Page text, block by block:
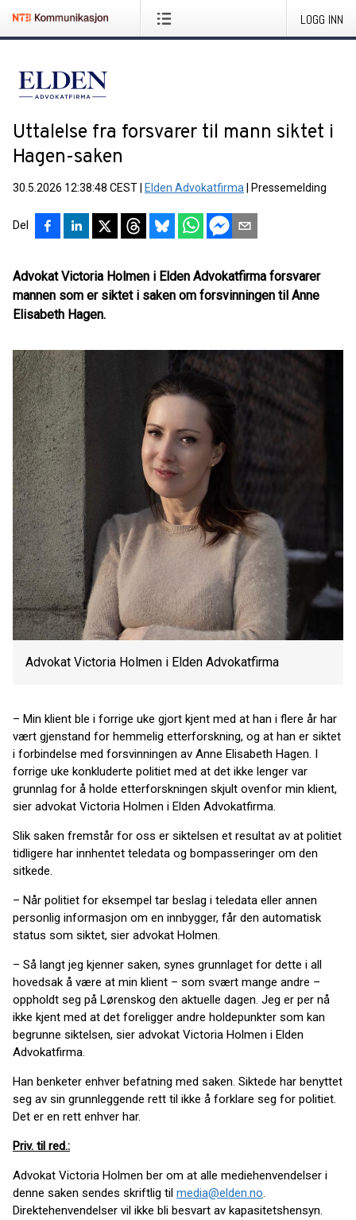
LOGG INN
Uttalelse fra forsvarer til mann siktet i
Hagen-saken
30.5.2026 12:38:48 CEST Elden Advokatfirma Pressemelding
Del
Advokat Victoria Holmen i Elden Advokatfirma forsvarer
mannen som er siktet i saken om forsvinningen til Anne
Elisabeth Hagen.
Advokat Victoria Holmen i Elden Advokatfirma
– Min klient ble i forrige uke gjort kjent med at han i flere år har
vært gjenstand for hemmelig etterforskning, og at han er siktet
i forbindelse med forsvinningen av Anne Elisabeth Hagen. I
forrige uke konkluderte politiet med at det ikke lenger var
grunnlag for å holde etterforskningen skjult ovenfor min klient,
sier advokat Victoria Holmen i Elden Advokatfirma.
Slik saken fremstår for oss er siktelsen et resultat av at politiet
tidligere har innhentet teledata og bompasseringer om den
sitkede.
– Når politiet for eksempel tar beslag i teledata eller annen
personlig informasjon om en innbygger, får den automatisk
status som siktet, sier advokat Holmen.
– Så langt jeg kjenner saken, synes grunnlaget for dette i all
hovedsak å være at min klient – som svært mange andre –
oppholdt seg på Lørenskog den aktuelle dagen. Jeg er per nå
ikke kjent med at det foreligger andre holdepunkter som kan
begrunne siktelsen, sier advokat Victoria Holmen i Elden
Advokatfirma.
Han benketer enhver befatning med saken. Siktede har benyttet
seg av sin grunnleggende rett til ikke å forklare seg for politiet.
Det er en rett enhver har.
Priv. til red.:
Advokat Victoria Holmen ber om at alle mediehenvendelser i
denne saken sendes skriftlig til media@elden.no.
Direktehenvendelser vil ikke bli besvart av kapasitetshensyn.